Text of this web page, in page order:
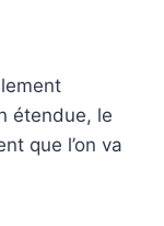
étendue, le
que l’on va